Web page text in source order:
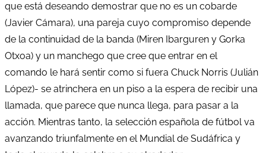
que está deseando demostrar que no es un cobarde
(Javier Cámara), una pareja cuyo compromiso depende
de la continuidad de la banda (Miren Ibarguren y Gorka
Otxoa) y un manchego que cree que entrar en el
comando le hará sentir como si fuera Chuck Norris (Julián
López)- se atrinchera en un piso a la espera de recibir una
llamada, que parece que nunca llega, para pasar a la
acción. Mientras tanto, la selección española de fútbol va
avanzando triunfalmente en el Mundial de Sudáfrica y